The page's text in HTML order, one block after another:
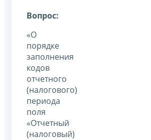
Вопрос:
«О
порядке
заполнения
кодов
отчетного
(налогового)
периода
поля
«Отчетный
(налоговый)